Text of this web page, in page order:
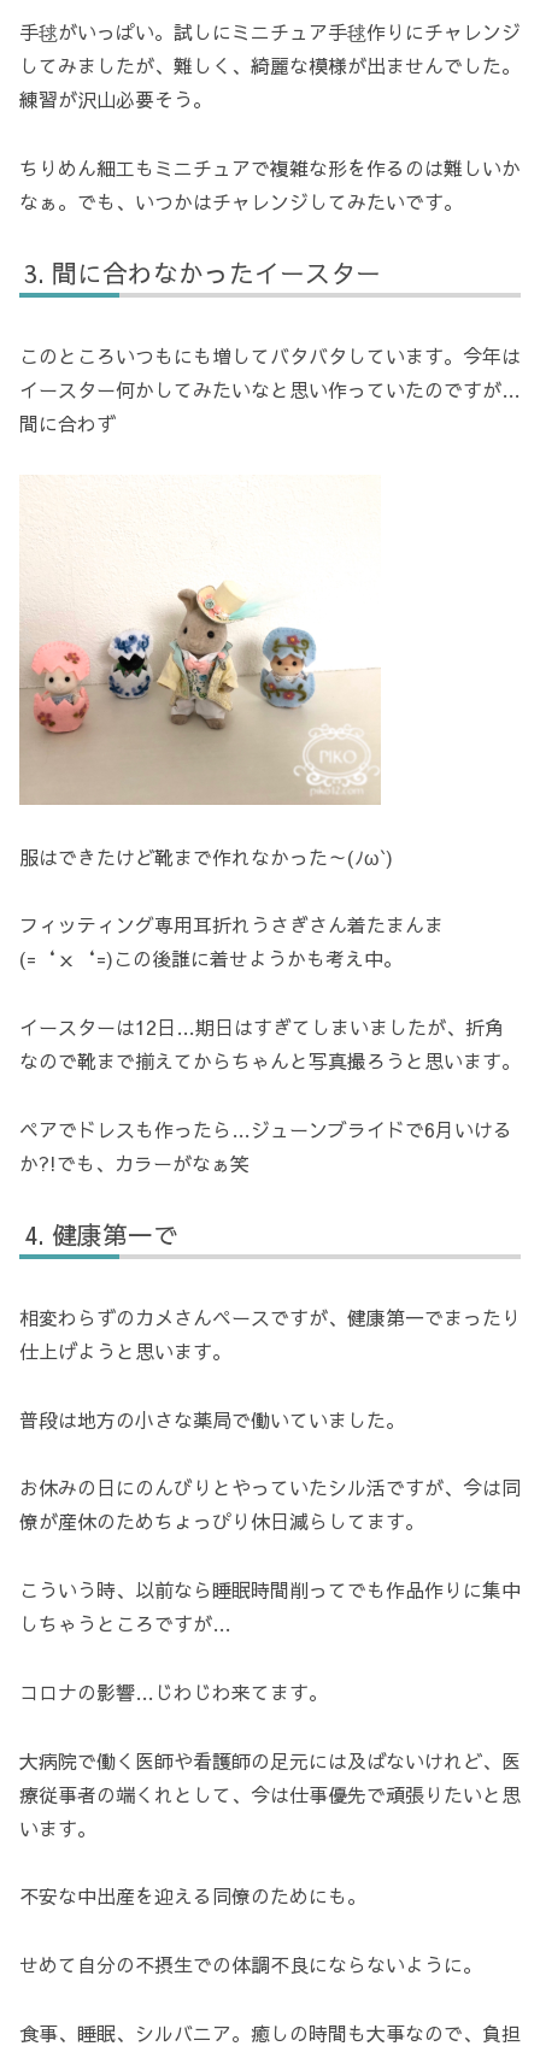
手毬がいっぱい。試しにミニチュア手毬作りにチャレンジ
してみましたが、難しく、綺麗な模様が出ませんでした。
練習が沢山必要そう。
ちりめん細工もミニチュアで複雑な形を作るのは難しいか
なぁ。でも、いつかはチャレンジしてみたいです。
間に合わなかったイースター
このところいつもにも増してバタバタしています。今年は
イースター何かしてみたいなと思い作っていたのですが…
間に合わず
服はできたけど靴まで作れなかった～(ﾉω`)
フィッティング専用耳折れうさぎさん着たまんま
(=‘ｘ‘=)この後誰に着せようかも考え中。
イースターは12日…期日はすぎてしまいましたが、折角
なので靴まで揃えてからちゃんと写真撮ろうと思います。
ペアでドレスも作ったら…ジューンブライドで6月いける
か?!でも、カラーがなぁ笑
健康第一で
相変わらずのカメさんペースですが、健康第一でまったり
仕上げようと思います。
普段は地方の小さな薬局で働いていました。
お休みの日にのんびりとやっていたシル活ですが、今は同
僚が産休のためちょっぴり休日減らしてます。
こういう時、以前なら睡眠時間削ってでも作品作りに集中
しちゃうところですが…
コロナの影響…じわじわ来てます。
大病院で働く医師や看護師の足元には及ばないけれど、医
療従事者の端くれとして、今は仕事優先で頑張りたいと思
います。
不安な中出産を迎える同僚のためにも。
せめて自分の不摂生での体調不良にならないように。
食事、睡眠、シルバニア。癒しの時間も大事なので、負担